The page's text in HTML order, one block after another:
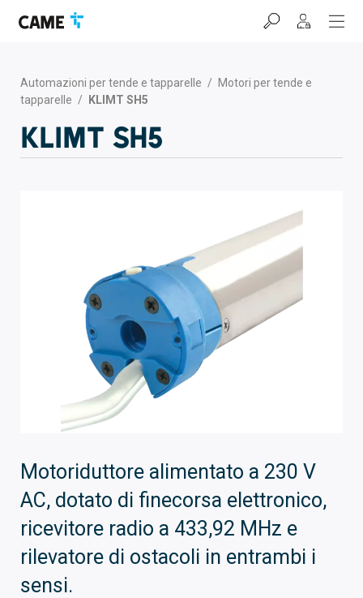
navigazione
Automazioni per tende e tapparelle /
Motori per tende e
tapparelle / KLIMT SH5
KLIMT SH5
Motoriduttore alimentato a 230 V
AC, dotato di finecorsa elettronico,
ricevitore radio a 433,92 MHz e
rilevatore di ostacoli in entrambi i
sensi.